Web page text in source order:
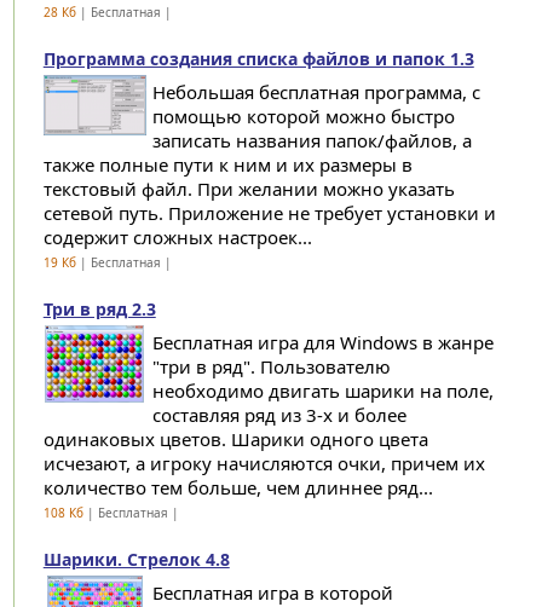
28 Кб| Бесплатная |
Программа создания списка файлов и папок 1.3
Небольшая бесплатная программа, с
помощью которой можно быстро
записать названия папок/файлов, а
также полные пути к ним и их размеры в
текстовый файл. При желании можно указать
сетевой путь. Приложение не требует установки и
содержит сложных настроек...
19 Кб| Бесплатная |
Три в ряд 2.3
Бесплатная игра для Windows в жанре
"три в ряд". Пользователю
необходимо двигать шарики на поле,
составляя ряд из 3-х и более
одинаковых цветов. Шарики одного цвета
исчезают, а игроку начисляются очки, причем их
количество тем больше, чем длиннее ряд...
108 Кб| Бесплатная |
Шарики. Стрелок 4.8
Бесплатная игра в которой